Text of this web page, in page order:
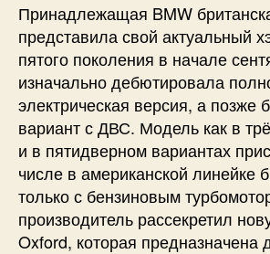
Принадлежащая BMW
представила свой актуальный
пятого поколения в начале
изначально дебютировала
электрическая версия, а позже
вариант с ДВС. Модель как в
и в пятидверном вариантах
числе в американской линейке
только с бензиновым
производитель рассекретил
Oxford, которая